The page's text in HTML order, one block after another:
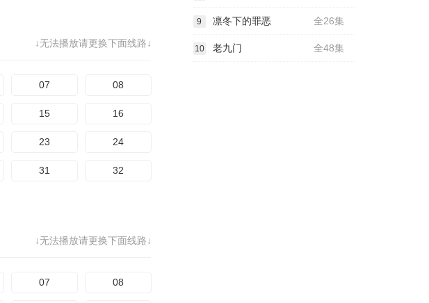
↓无法播放请更换下面线路↓
07 08
15 16
23 24
31 32
↓无法播放请更换下面线路↓
07 08
全26集
9 凛冬下的罪恶
全48集
10 老九门